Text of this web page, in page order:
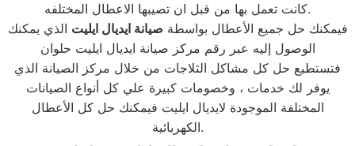
كانت تعمل بها من قبل ان تصيبها الاعطال المختلفه.
فيمكنك حل جميع الأعطال بواسطة صيانة ايديال ايليت الذي يمكنك
الوصول إليه عبر رقم مركز صيانة ايديال ايليت حلوان
فتستطيع حل كل مشاكل الثلاجات من خلال مركز الصيانة الذي
يوفر لك خدمات ، وخصومات كبيرة علي كل أنواع الصيانات
المختلفة الموجودة لايديال ايليت فيمكنك حل كل الأعطال
الكهربائية.